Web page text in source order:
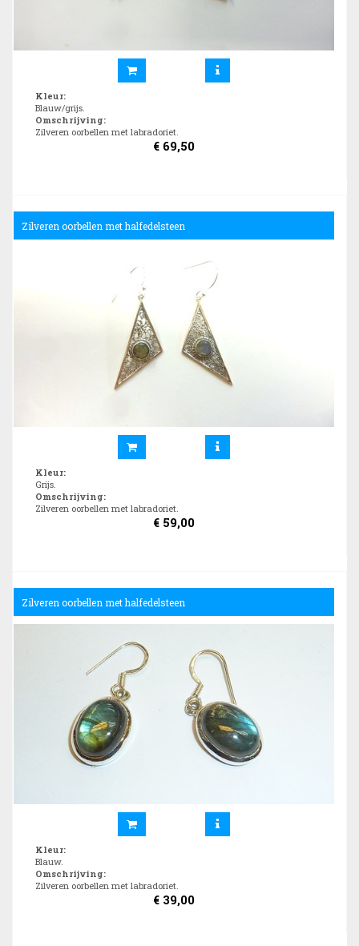
Kleur:
Blauw/grijs.
Omschrijving:
Zilveren oorbellen met labradoriet.
€ 69,50
Zilveren oorbellen met halfedelsteen
Kleur:
Grijs.
Omschrijving:
Zilveren oorbellen met labradoriet.
€ 59,00
Zilveren oorbellen met halfedelsteen
Kleur:
Blauw.
Omschrijving:
Zilveren oorbellen met labradoriet.
€ 39,00